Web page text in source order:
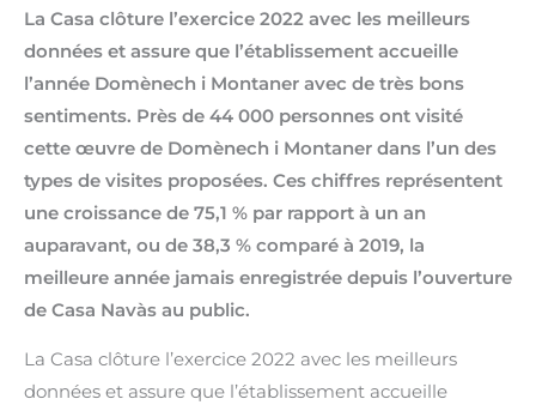
La Casa clôture l’exercice 2022 avec les meilleurs
données et assure que l’établissement accueille
l’année Domènech i Montaner avec de très bons
sentiments. Près de 44 000 personnes ont visité
cette œuvre de Domènech i Montaner dans l’un des
types de visites proposées. Ces chiffres représentent
une croissance de 75,1 % par rapport à un an
auparavant, ou de 38,3 % comparé à 2019, la
meilleure année jamais enregistrée depuis l’ouverture
de Casa Navàs au public.
La Casa clôture l’exercice 2022 avec les meilleurs
données et assure que l’établissement accueille